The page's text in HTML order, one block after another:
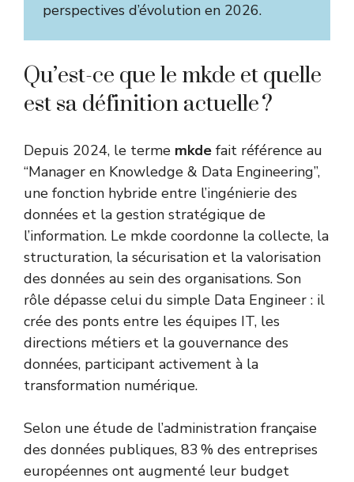
perspectives d’évolution en 2026.
Qu’est-ce que le mkde et quelle
est sa définition actuelle ?
Depuis 2024, le terme mkde fait référence au
“Manager en Knowledge & Data Engineering”,
une fonction hybride entre l’ingénierie des
données et la gestion stratégique de
l’information. Le mkde coordonne la collecte, la
structuration, la sécurisation et la valorisation
des données au sein des organisations. Son
rôle dépasse celui du simple Data Engineer : il
crée des ponts entre les équipes IT, les
directions métiers et la gouvernance des
données, participant activement à la
transformation numérique.
Selon une étude de l’administration française
des données publiques, 83 % des entreprises
européennes ont augmenté leur budget